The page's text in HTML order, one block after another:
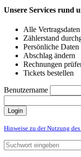
Unsere Services rund
Alle
Zählerstand
Persönliche Daten
Abschlag ändern
Rechnungen
Tickets bestellen
Benutzername
Login
Hinweise zu der Nutzung